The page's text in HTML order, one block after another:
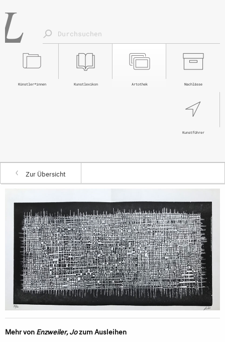
Nachlässe
Artothek
Kunstlexikon
Künstler*innen
Kunstführer
Zur Übersicht
Mehr vonEnzweiler, Jozum Ausleihen